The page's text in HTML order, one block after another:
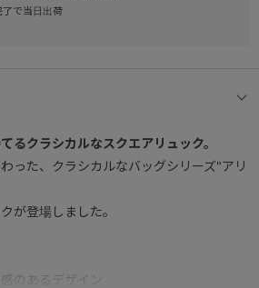
で当日出荷
るクラシカルなスクエアリュック。
った、クラシカルなバッグシリーズ"アリ
が登場しました。
のあるデザイン